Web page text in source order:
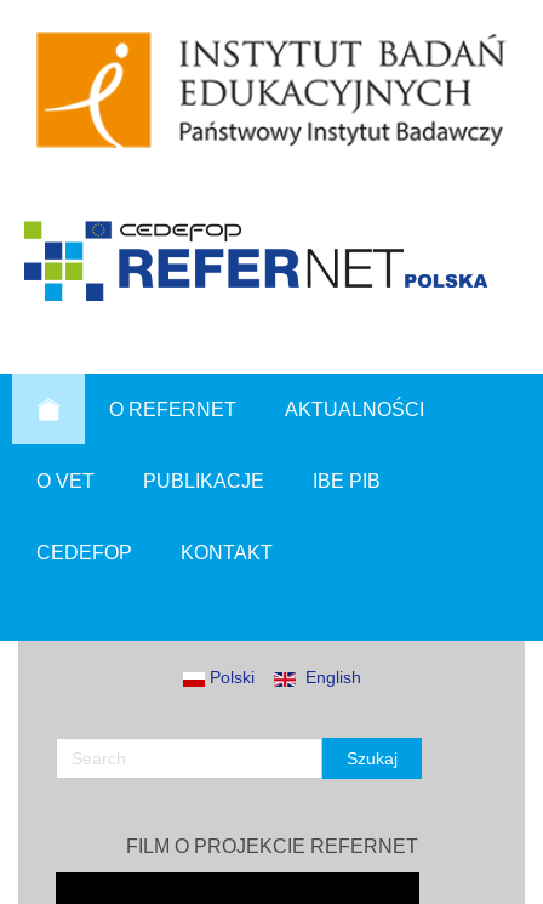
O REFERNET AKTUALNOŚCI
O VET PUBLIKACJE IBE PIB
CEDEFOP KONTAKT
Polski English
FILM O PROJEKCIE REFERNET